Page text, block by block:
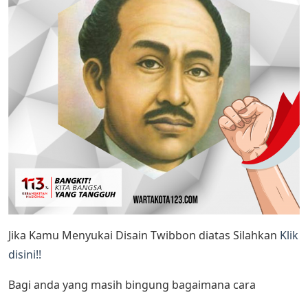
Jika Kamu Menyukai Disain Twibbon diatas Silahkan Klik
disini!!
Bagi anda yang masih bingung bagaimana cara